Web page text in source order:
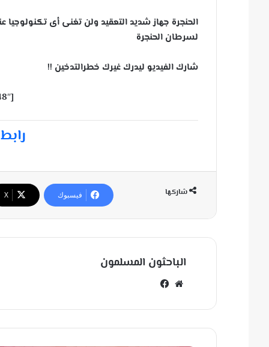
الحنجرة جهاز شديد التعقيد ولن تغنى أى
لسرطان الحنجرة
شارك الفيديو ليدرك غيرك خطرالتدخين !!
[fb_vid id=”739930419502148″]
شاركها فيسبوك ‫X
الباحثون المسلمون
مو
الوي
ب
وك